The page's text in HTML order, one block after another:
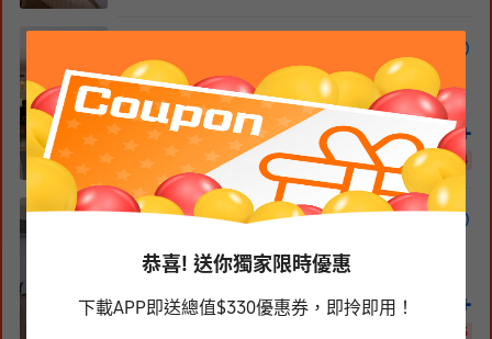
恭喜! 送你獨家限時優惠
下載APP即送總值$330優惠券，即拎即用！
1/ 3
1張雙人床
76m² 免費WiFi 禁菸
HKD343 HKD339+
永安優惠 已減 4
行政套房
m² 免費WiFi 禁菸
HKD802 HKD +
已減 345